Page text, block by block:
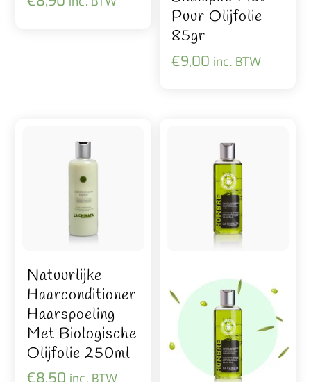
Puur Olijfolie
85gr
€9,00 inc. BTW
Natuurlijke
Haarconditioner
Haarspoeling
Met Biologische
Olijfolie 250ml